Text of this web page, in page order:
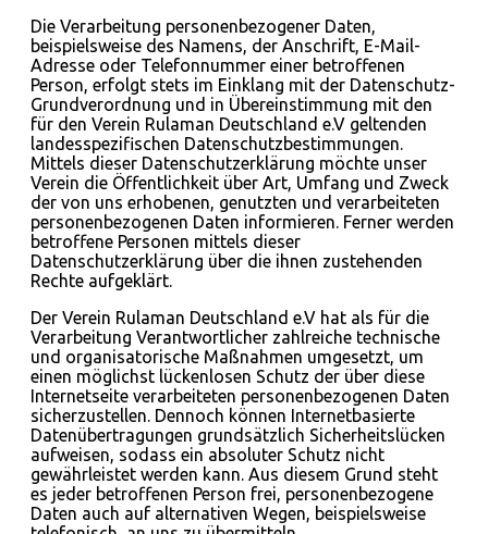
Die Verarbeitung personenbezogener Daten,
beispielsweise des Namens, der Anschrift, E-Mail-
Adresse oder Telefonnummer einer betroffenen
Person, erfolgt stets im Einklang mit der Datenschutz-
Grundverordnung und in Übereinstimmung mit den
für den Verein Rulaman Deutschland e.V geltenden
landesspezifischen Datenschutzbestimmungen.
Mittels dieser Datenschutzerklärung möchte unser
Verein die Öffentlichkeit über Art, Umfang und Zweck
der von uns erhobenen, genutzten und verarbeiteten
personenbezogenen Daten informieren. Ferner werden
betroffene Personen mittels dieser
Datenschutzerklärung über die ihnen zustehenden
Rechte aufgeklärt.
Der Verein Rulaman Deutschland e.V hat als für die
Verarbeitung Verantwortlicher zahlreiche technische
und organisatorische Maßnahmen umgesetzt, um
einen möglichst lückenlosen Schutz der über diese
Internetseite verarbeiteten personenbezogenen Daten
sicherzustellen. Dennoch können Internetbasierte
Datenübertragungen grundsätzlich Sicherheitslücken
aufweisen, sodass ein absoluter Schutz nicht
gewährleistet werden kann. Aus diesem Grund steht
es jeder betroffenen Person frei, personenbezogene
Daten auch auf alternativen Wegen, beispielsweise